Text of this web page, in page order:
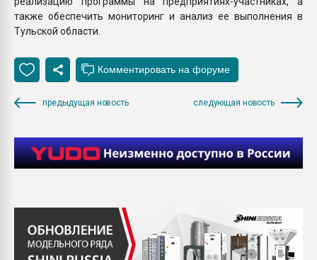
также обеспечить мониторинг и анализ ее выполнения в
Тульской области.
предыдущая новость следующая новость